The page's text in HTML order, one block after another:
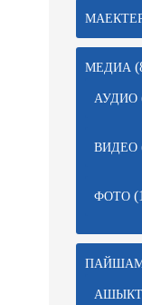
МЕДИА
АУДИО
ВИДЕО
ФОТО